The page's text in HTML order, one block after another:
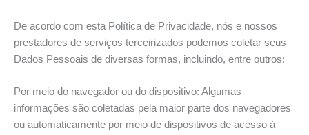
De acordo com esta Política de Privacidade, nós e nossos
prestadores de serviços terceirizados podemos coletar seus
Dados Pessoais de diversas formas, incluindo, entre outros:
Por meio do navegador ou do dispositivo: Algumas
informações são coletadas pela maior parte dos navegadores
ou automaticamente por meio de dispositivos de acesso à